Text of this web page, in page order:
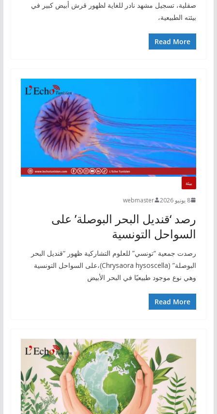
صقلية، تسجيل مشهد نادر للغاية لظهور قرش أبيض كبير في
بيئته الطبيعية،
Read More
بيئة
8 يونيو 2026 webmaster
رصد ‘قنديل البحر البوصلة’ على
السواحل التونسية
رصدت جمعية “تونسي” للعلوم التشاركية ظهور “قنديل البحر
البوصلة” (Chrysaora hysoscella)،على السواحل التونسية
وهي نوع موجود طبيعيًا في البحر الأبيض
Read More